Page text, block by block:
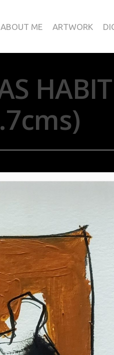
ABOUT ME ARTWORK